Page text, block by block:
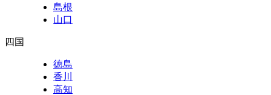
島根
山口
四国
徳島
香川
高知